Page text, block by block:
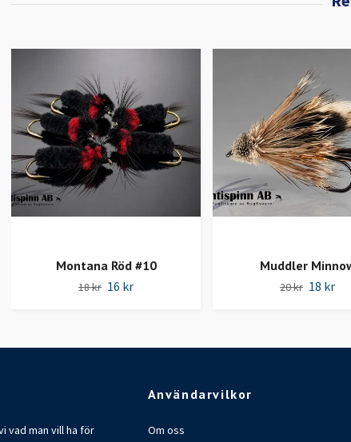
Montana Röd #10
18 kr 16 kr
Muddler
20 kr 18 kr
vad man vill ha för
Användarvilkor
Om oss